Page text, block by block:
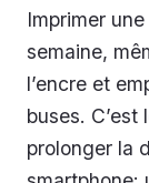
Imprimer
semaine,
l’encre et
buses.
prolonger la